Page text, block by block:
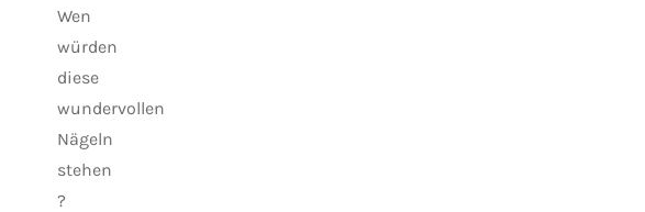
Wen
würden
diese
wundervollen
Nägeln
stehen
?